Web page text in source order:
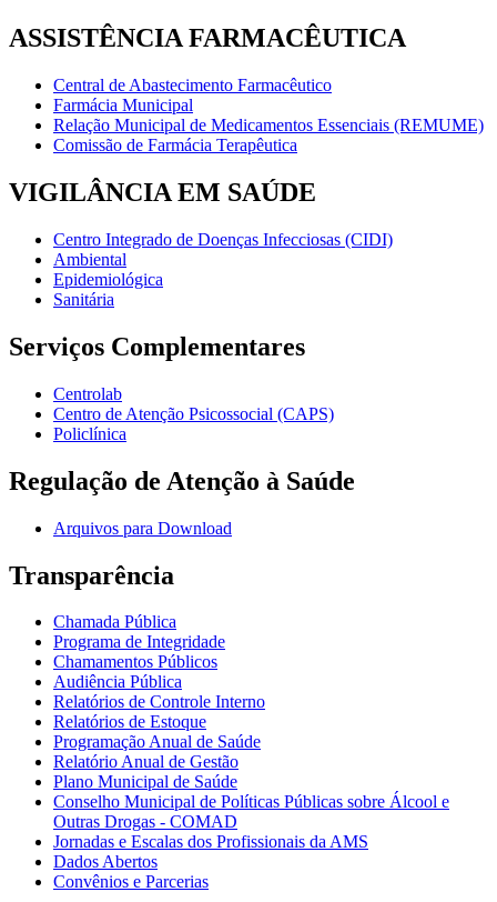
ASSISTÊNCIA FARMACÊUTICA
Central de Abastecimento Farmacêutico
Farmácia Municipal
Relação Municipal de Medicamentos Essenciais (REMUME)
Comissão de Farmácia Terapêutica
VIGILÂNCIA EM SAÚDE
Centro Integrado de Doenças Infecciosas (CIDI)
Ambiental
Epidemiológica
Sanitária
Serviços Complementares
Centrolab
Centro de Atenção Psicossocial (CAPS)
Policlínica
Regulação de Atenção à Saúde
Arquivos para Download
Transparência
Chamada Pública
Programa de Integridade
Chamamentos Públicos
Audiência Pública
Relatórios de Controle Interno
Relatórios de Estoque
Programação Anual de Saúde
Relatório Anual de Gestão
Plano Municipal de Saúde
Conselho Municipal de Políticas Públicas sobre Álcool e
Outras Drogas - COMAD
Jornadas e Escalas dos Profissionais da AMS
Dados Abertos
Convênios e Parcerias